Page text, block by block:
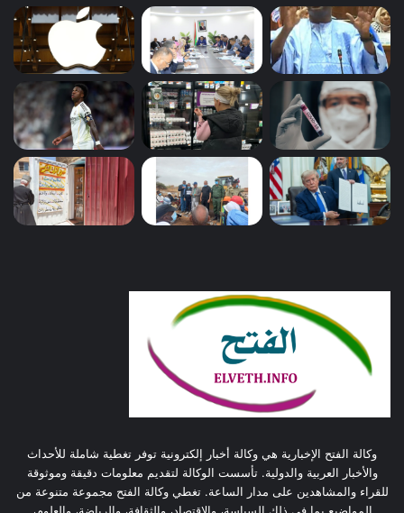
وكالة الفتح الإخبارية هي وكالة أخبار إلكترونية توفر تغطية شاملة للأحداث
والأخبار العربية والدولية. تأسست الوكالة لتقديم معلومات دقيقة وموثوقة
للقراء والمشاهدين على مدار الساعة. تغطي وكالة الفتح مجموعة متنوعة من
المواضيع بما في ذلك السياسة، والاقتصاد، والثقافة، والرياضة، والعلوم،